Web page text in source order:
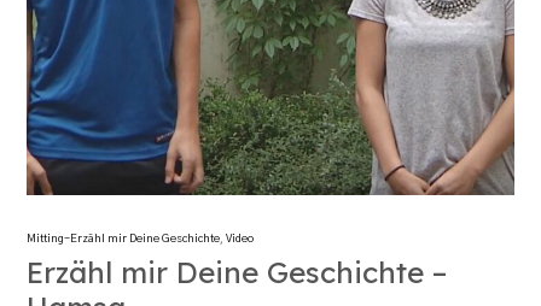
Mitting-Erzähl mir Deine Geschichte,Video
Erzähl mir Deine Geschichte –